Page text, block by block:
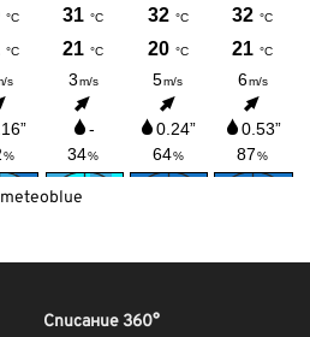
meteoblue
Списание 360°